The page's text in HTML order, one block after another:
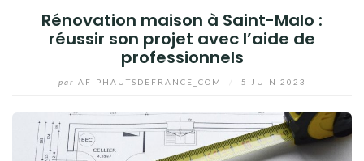
Rénovation maison à Saint-Malo :
réussir son projet avec l’aide de
professionnels
par AFIPHAUTSDEFRANCE_COM 5 JUIN 2023